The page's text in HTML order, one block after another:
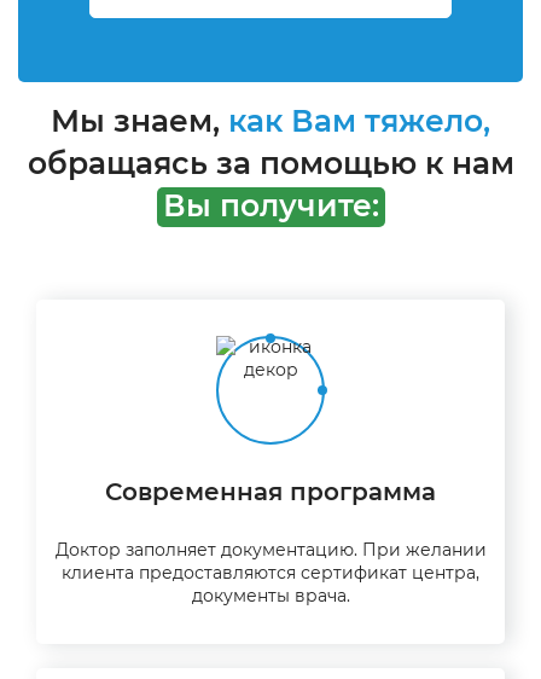
Мы знаем, как Вам тяжело,
обращаясь за помощью к нам
Вы получите:
Современная программа
Доктор заполняет документацию. При желании
клиента предоставляются сертификат центра,
документы врача.